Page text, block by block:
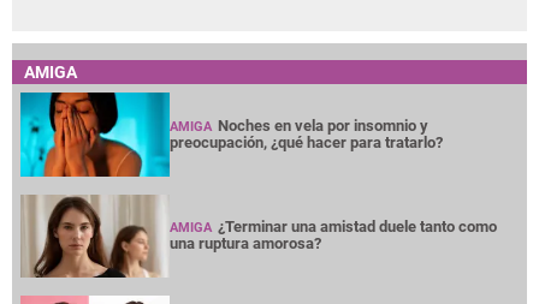
AMIGA
AMIGA Noches en vela por insomnio y
preocupación, ¿qué hacer para tratarlo?
AMIGA ¿Terminar una amistad duele tanto como
una ruptura amorosa?